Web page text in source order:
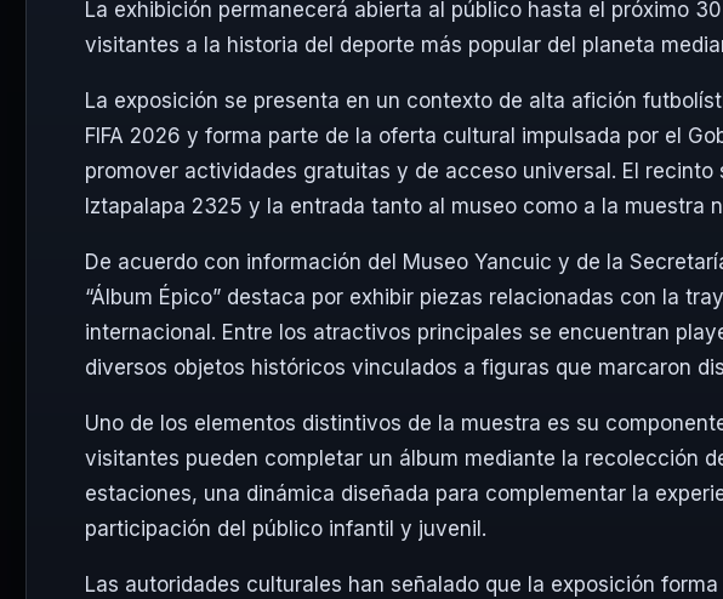
La exhibición permanecerá abierta al público hasta el próximo
visitantes a la historia del deporte más popular del planeta
La exposición se presenta en un contexto de alta afición
FIFA 2026 y forma parte de la oferta cultural impulsada por el
promover actividades gratuitas y de acceso universal. El recinto
Iztapalapa 2325 y la entrada tanto al museo como a la muestra
De acuerdo con información del Museo Yancuic y de la
“Álbum Épico” destaca por exhibir piezas relacionadas con la
internacional. Entre los atractivos principales se encuentran
diversos objetos históricos vinculados a figuras que marcaron
Uno de los elementos distintivos de la muestra es su
visitantes pueden completar un álbum mediante la recolección
estaciones, una dinámica diseñada para complementar la
participación del público infantil y juvenil.
Las autoridades culturales han señalado que la exposición